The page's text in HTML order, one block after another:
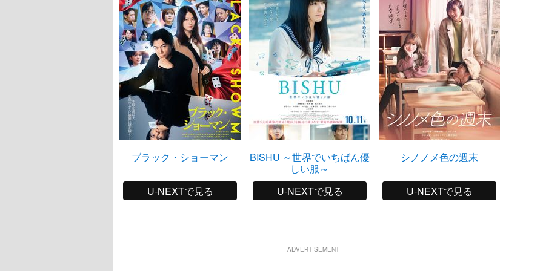
ブラック・ショーマン
U-NEXTで見る
BISHU ～世界でいちばん優
しい服～
U-NEXTで見る
シノノメ色の週末
U-NEXTで見る
ADVERTISEMENT